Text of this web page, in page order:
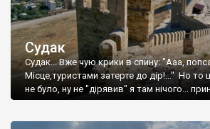
Судак
Судак... Вже чую крики в спину: "Ааа,
Місце,туристами затерте до дір!..." Но
не було, ну не "дірявив" я там нічого...